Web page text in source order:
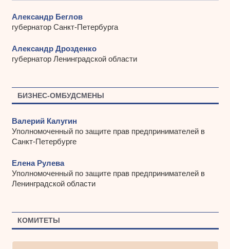
Александр Беглов
губернатор Санкт-Петербурга
Александр Дрозденко
губернатор Ленинградской области
БИЗНЕС-ОМБУДСМЕНЫ
Валерий Калугин
Уполномоченный по защите прав предпринимателей в
Санкт-Петербурге
Елена Рулева
Уполномоченный по защите прав предпринимателей в
Ленинградской области
КОМИТЕТЫ